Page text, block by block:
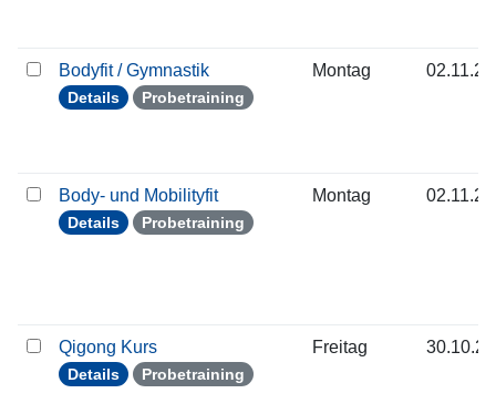
Bodyfit / Gymnastik
Details Probetraining
Montag
Body- und Mobilityfit
Details Probetraining
Montag
Qigong Kurs
Details Probetraining
Freitag